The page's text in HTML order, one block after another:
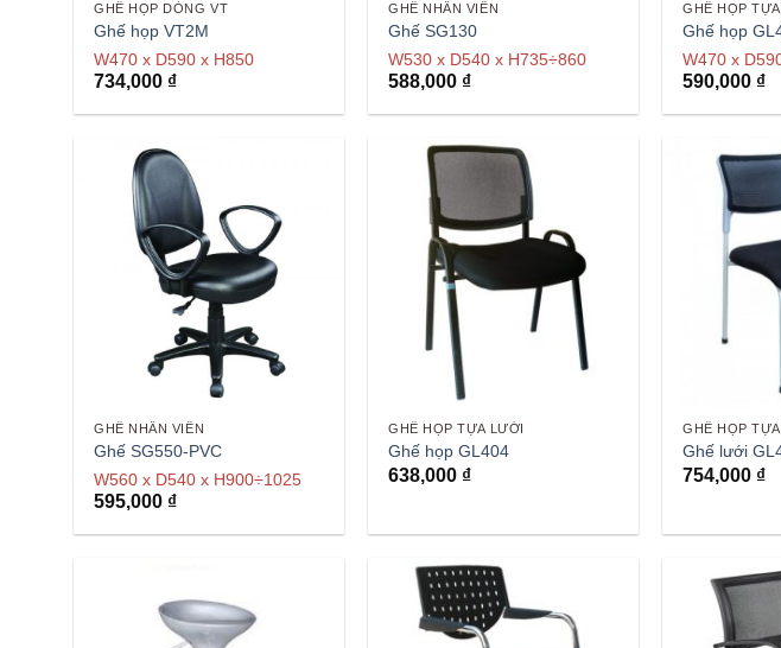
GHẾ HỌP DÒNG VT
Ghế họp VT2M
W470 x D590 x H850
734,000 ₫
GHẾ NHÂN VIÊN
Ghế SG130
W530 x D540 x H735÷860
588,000 ₫
GHẾ HỌP
Ghế họp
W470 x
590,000 ₫
GHẾ NHÂN VIÊN
Ghế SG550-PVC
W560 x D540 x H900÷1025
595,000 ₫
GHẾ HỌP TỰA LƯỚI
Ghế họp GL404
638,000 ₫
GHẾ HỌP
Ghế lưới
754,000 ₫